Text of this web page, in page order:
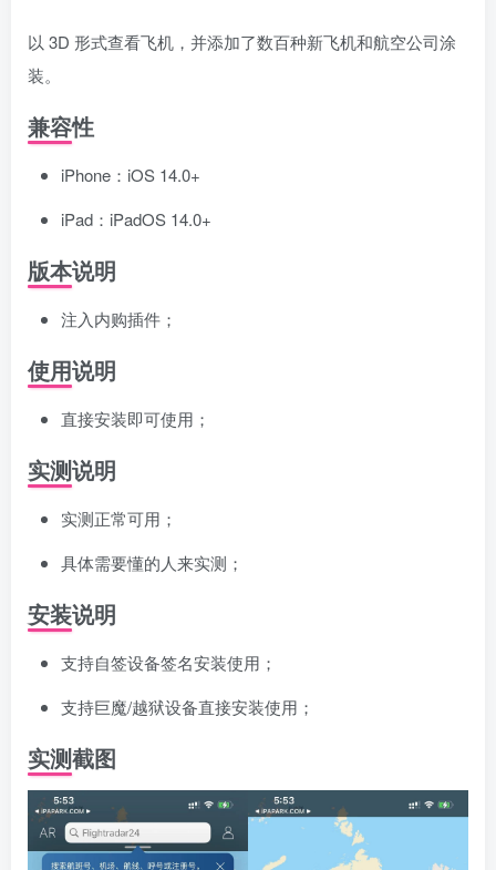
以 3D 形式查看飞机，并添加了数百种新飞机和航空公司涂
装。
兼容性
iPhone：iOS 14.0+
iPad：iPadOS 14.0+
版本说明
注入内购插件；
使用说明
直接安装即可使用；
实测说明
实测正常可用；
具体需要懂的人来实测；
安装说明
支持自签设备签名安装使用；
支持巨魔/越狱设备直接安装使用；
实测截图